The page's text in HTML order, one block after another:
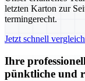
letzten Karton zur
termingerecht.
Jetzt schnell
Ihre
pünktliche und